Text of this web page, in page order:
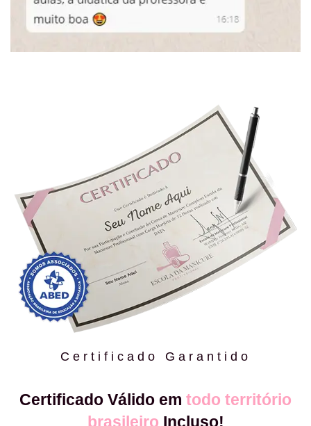
Certificado Garantido
Certificado Válido em todo território
brasileiro Incluso!